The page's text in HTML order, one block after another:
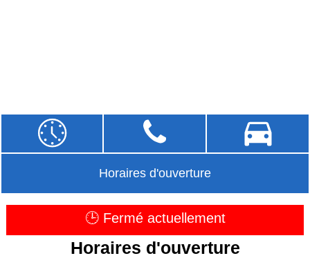
Horaires d'ouverture
🕒 Fermé actuellement
Horaires d'ouverture